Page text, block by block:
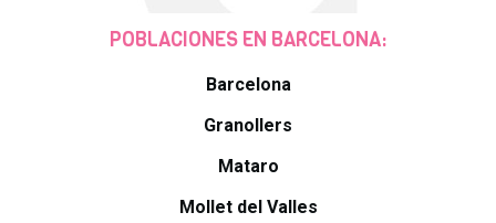
POBLACIONES EN BARCELONA:
Barcelona
Granollers
Mataro
Mollet del Valles